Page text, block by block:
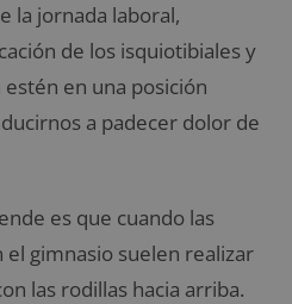
la jornada laboral,
de los isquiotibiales y
en una posición
a padecer dolor de
es que cuando las
gimnasio suelen realizar
las rodillas hacia arriba.